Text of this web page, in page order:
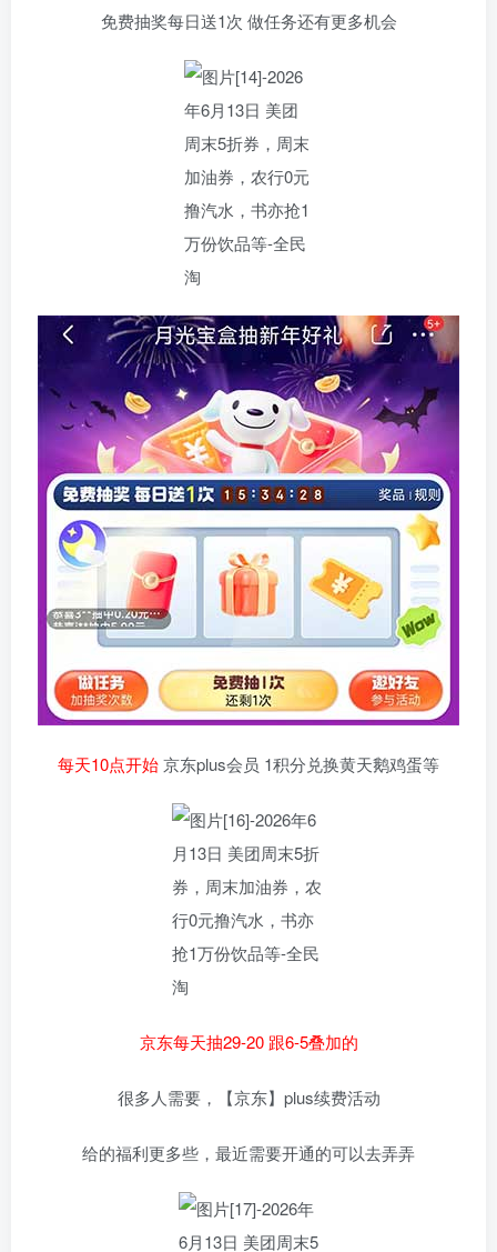
免费抽奖每日送1次 做任务还有更多机会
每天10点开始京东plus会员 1积分兑换黄天鹅鸡蛋等
京东每天抽29-20 跟6-5叠加的
很多人需要，【京东】plus续费活动
给的福利更多些，最近需要开通的可以去弄弄